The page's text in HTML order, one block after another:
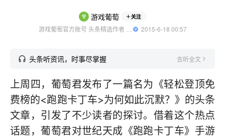
游戏葡萄 关注
  2015-6-18 00:57
头条听资讯，时事尽掌握 去听全文
上周四，葡萄君发布了一篇名为《轻松登顶免
费榜的<跑跑卡丁车>为何如此沉默？》的头条
文章，引发了不少读者的探讨。借着这个热点
话题，葡萄君对世纪天成《跑跑卡丁车》手游